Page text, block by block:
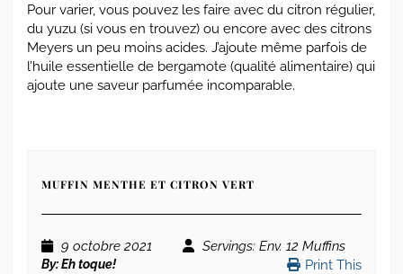
Pour varier, vous pouvez les faire avec du citron régulier,
du yuzu (si vous en trouvez) ou encore avec des citrons
Meyers un peu moins acides. J’ajoute même parfois de
l’huile essentielle de bergamote (qualité alimentaire) qui
ajoute une saveur parfumée incomparable.
MUFFIN MENTHE ET CITRON VERT
9 octobre 2021 Servings: Env. 12 Muffins
Print This
By:Eh toque!